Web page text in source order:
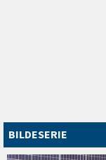
BILDESERIE